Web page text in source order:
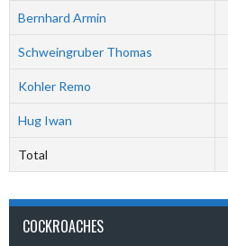
Bernhard Armin
Schweingruber Thomas
Kohler Remo
Hug Iwan
Total
COCKROACHES